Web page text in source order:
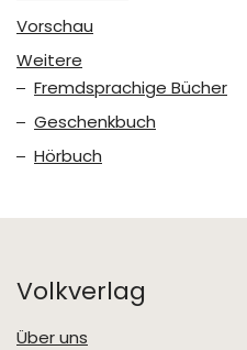
Vorschau
Weitere
Fremdsprachige Bücher
Geschenkbuch
Hörbuch
Volkverlag
Über uns